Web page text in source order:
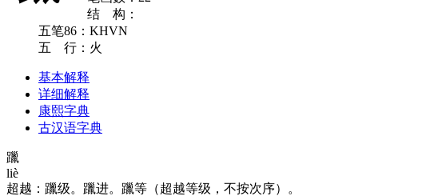
结 构：
五笔86：KHVN
五 行：火
基本解释
详细解释
康熙字典
古汉语字典
躐
liè
超越：躐级。躐进。躐等（超越等级，不按次序）。